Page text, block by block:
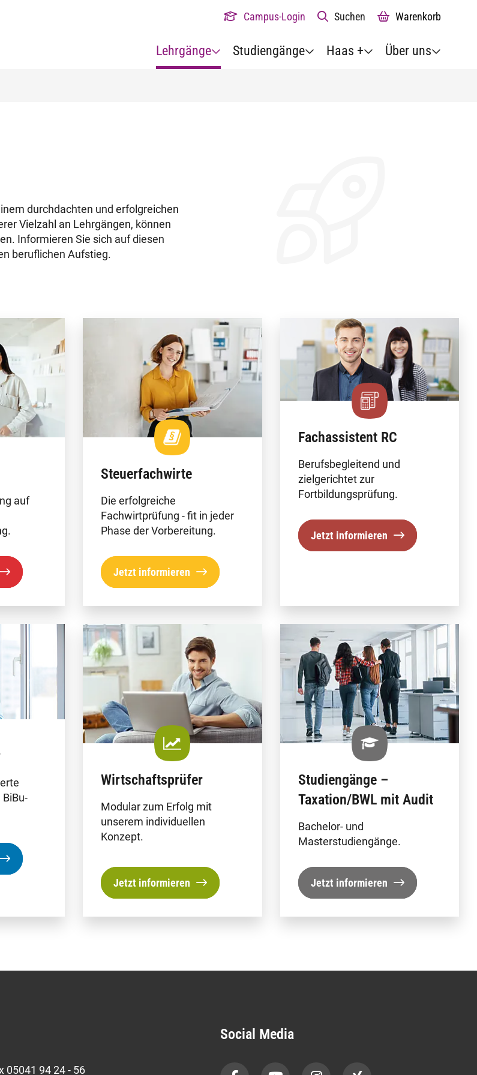
Campus-Login Suchen Warenkorb
Lehrgänge Studiengänge Haas + Über uns
durchdachten und erfolgreichen
Vielzahl an Lehrgängen, können
Informieren Sie sich auf diesen
beruflichen Aufstieg.
auf
Steuerfachwirte
Die erfolgreiche
Fachwirtprüfung - fit in jeder
Phase der Vorbereitung.
Jetzt informieren
Fachassistent RC
Berufsbegleitend und
zielgerichtet zur
Fortbildungsprüfung.
Jetzt informieren
Wirtschaftsprüfer
Modular zum Erfolg mit
unserem individuellen
Konzept.
Jetzt informieren
Studiengänge –
Taxation/BWL mit Audit
Bachelor- und
Masterstudiengänge.
Jetzt informieren
05041 94 24 - 56
Social Media